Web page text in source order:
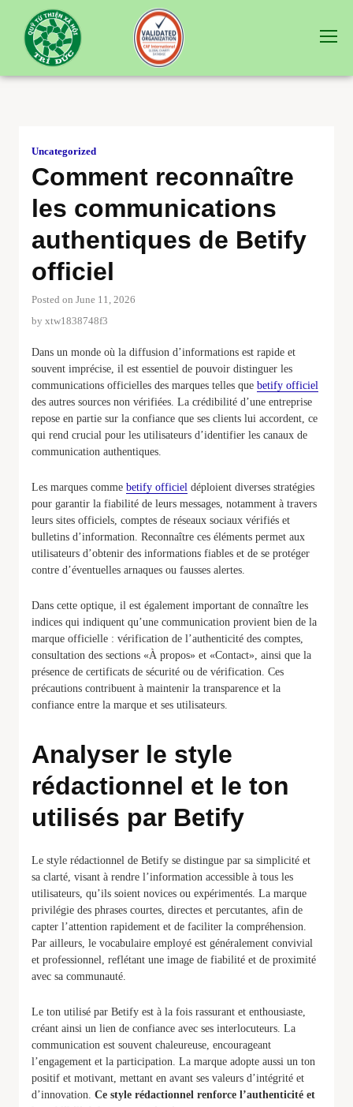
Uncategorized
Comment reconnaître
les communications
authentiques de Betify
officiel
Posted on June 11, 2026
by xtw1838748f3
Dans un monde où la diffusion d’informations est rapide et
souvent imprécise, il est essentiel de pouvoir distinguer les
communications officielles des marques telles que betify officiel
des autres sources non vérifiées. La crédibilité d’une entreprise
repose en partie sur la confiance que ses clients lui accordent, ce
qui rend crucial pour les utilisateurs d’identifier les canaux de
communication authentiques.
Les marques comme betify officiel déploient diverses stratégies
pour garantir la fiabilité de leurs messages, notamment à travers
leurs sites officiels, comptes de réseaux sociaux vérifiés et
bulletins d’information. Reconnaître ces éléments permet aux
utilisateurs d’obtenir des informations fiables et de se protéger
contre d’éventuelles arnaques ou fausses alertes.
Dans cette optique, il est également important de connaître les
indices qui indiquent qu’une communication provient bien de la
marque officielle : vérification de l’authenticité des comptes,
consultation des sections «À propos» et «Contact», ainsi que la
présence de certificats de sécurité ou de vérification. Ces
précautions contribuent à maintenir la transparence et la
confiance entre la marque et ses utilisateurs.
Analyser le style
rédactionnel et le ton
utilisés par Betify
Le style rédactionnel de Betify se distingue par sa simplicité et
sa clarté, visant à rendre l’information accessible à tous les
utilisateurs, qu’ils soient novices ou expérimentés. La marque
privilégie des phrases courtes, directes et percutantes, afin de
capter l’attention rapidement et de faciliter la compréhension.
Par ailleurs, le vocabulaire employé est généralement convivial
et professionnel, reflétant une image de fiabilité et de proximité
avec sa communauté.
Le ton utilisé par Betify est à la fois rassurant et enthousiaste,
créant ainsi un lien de confiance avec ses interlocuteurs. La
communication est souvent chaleureuse, encourageant
l’engagement et la participation. La marque adopte aussi un ton
positif et motivant, mettant en avant ses valeurs d’intégrité et
d’innovation. Ce style rédactionnel renforce l’authenticité et